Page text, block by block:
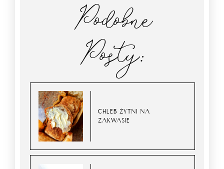
Podobne
Posty:
CHLEB ŻYTNI NA
ZAKWASIE